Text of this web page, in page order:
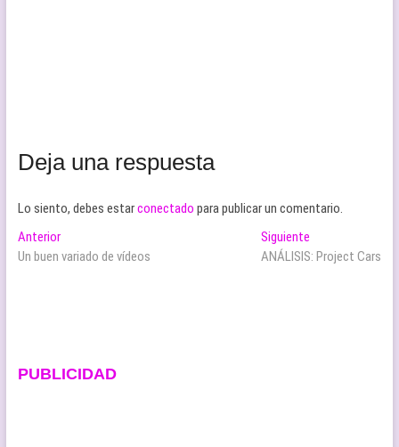
Deja una respuesta
Lo siento, debes estarconectado para publicar un comentario.
Navegación
de
AnteriorEntrada
anterior:
Un buen variado de vídeos
Siguiente
siguiente:
ANÁLISIS: Project Cars
PUBLICIDAD